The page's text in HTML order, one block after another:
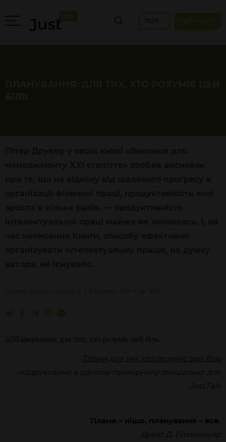
Тільки для тих, хто розуміє цей біль
надруковано в одному примірнику спеціально для
JustTalk
Плани – ніщо, планування – все.
Дуайт Д. Ейзенхауер